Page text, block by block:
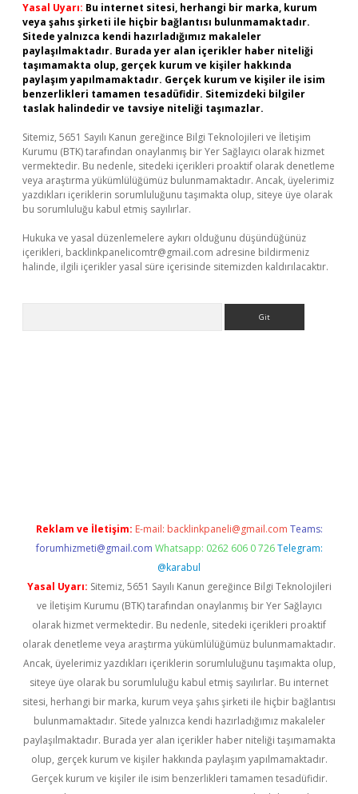
Yasal Uyarı: Bu internet sitesi, herhangi bir marka, kurum
veya şahıs şirketi ile hiçbir bağlantısı bulunmamaktadır.
Sitede yalnızca kendi hazırladığımız makaleler
paylaşılmaktadır. Burada yer alan içerikler haber niteliği
taşımamakta olup, gerçek kurum ve kişiler hakkında
paylaşım yapılmamaktadır. Gerçek kurum ve kişiler ile isim
benzerlikleri tamamen tesadüfidir. Sitemizdeki bilgiler
taslak halindedir ve tavsiye niteliği taşımazlar.
Sitemiz, 5651 Sayılı Kanun gereğince Bilgi Teknolojileri ve İletişim
Kurumu (BTK) tarafından onaylanmış bir Yer Sağlayıcı olarak hizmet
vermektedir. Bu nedenle, sitedeki içerikleri proaktif olarak denetleme
veya araştırma yükümlülüğümüz bulunmamaktadır. Ancak, üyelerimiz
yazdıkları içeriklerin sorumluluğunu taşımakta olup, siteye üye olarak
bu sorumluluğu kabul etmiş sayılırlar.
Hukuka ve yasal düzenlemelere aykırı olduğunu düşündüğünüz
içerikleri, backlinkpanelicomtr@gmail.com adresine bildirmeniz
halinde, ilgili içerikler yasal süre içerisinde sitemizden kaldırılacaktır.
Reklam ve İletişim: E-mail: backlinkpaneli@gmail.com Teams:
forumhizmeti@gmail.com Whatsapp: 0262 606 0 726 Telegram:
@karabul
Yasal Uyarı: Sitemiz, 5651 Sayılı Kanun gereğince Bilgi Teknolojileri
ve İletişim Kurumu (BTK) tarafından onaylanmış bir Yer Sağlayıcı
olarak hizmet vermektedir. Bu nedenle, sitedeki içerikleri proaktif
olarak denetleme veya araştırma yükümlülüğümüz bulunmamaktadır.
Ancak, üyelerimiz yazdıkları içeriklerin sorumluluğunu taşımakta olup,
siteye üye olarak bu sorumluluğu kabul etmiş sayılırlar. Bu internet
sitesi, herhangi bir marka, kurum veya şahıs şirketi ile hiçbir bağlantısı
bulunmamaktadır. Sitede yalnızca kendi hazırladığımız makaleler
paylaşılmaktadır. Burada yer alan içerikler haber niteliği taşımamakta
olup, gerçek kurum ve kişiler hakkında paylaşım yapılmamaktadır.
Gerçek kurum ve kişiler ile isim benzerlikleri tamamen tesadüfidir.